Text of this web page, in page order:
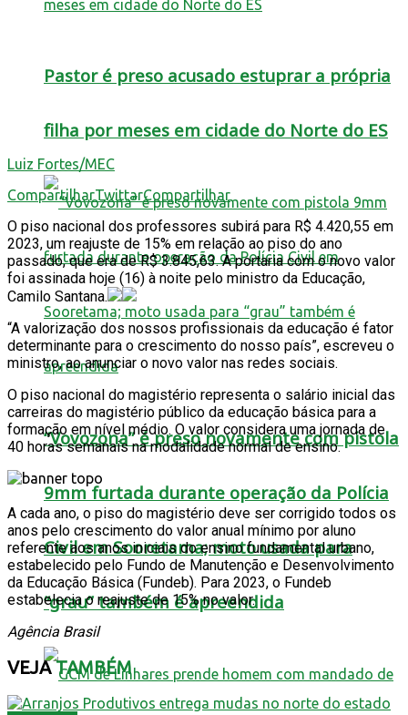
Pastor é preso acusado estuprar a própria
filha por meses em cidade do Norte do ES
“Vovozona” é preso novamente com pistola
9mm furtada durante operação da Polícia
Civil em Sooretama; moto usada para
“grau” também é apreendida
Luiz Fortes/MEC
CompartilharTwittarCompartilhar
O piso nacional dos professores subirá para R$ 4.420,55 em
2023, um reajuste de 15% em relação ao piso do ano
passado, que era de R$ 3.845,63. A portaria com o novo valor
foi assinada hoje (16) à noite pelo ministro da Educação,
Camilo Santana.
“A valorização dos nossos profissionais da educação é fator
determinante para o crescimento do nosso país”, escreveu o
ministro, ao anunciar o novo valor nas redes sociais.
O piso nacional do magistério representa o salário inicial das
carreiras do magistério público da educação básica para a
formação em nível médio. O valor considera uma jornada de
40 horas semanais na modalidade normal de ensino.
A cada ano, o piso do magistério deve ser corrigido todos os
anos pelo crescimento do valor anual mínimo por aluno
referente aos anos iniciais do ensino fundamental urbano,
estabelecido pelo Fundo de Manutenção e Desenvolvimento
da Educação Básica (Fundeb). Para 2023, o Fundeb
estabelecia o reajuste de 15% no valor.
Agência Brasil
VEJATAMBÉM